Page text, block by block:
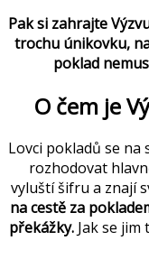
Pak si zahrajte
trochu únikovku,
poklad
O čem je
Lovci pokladů se na
rozhodovat
vyluští šifru a znají
na cestě za
překážky.Jak se jim